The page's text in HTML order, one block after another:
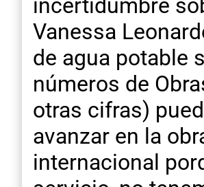
incertidumbre
Vanessa
de agua potable
números de
otras cifras)
avanzar en la
internacional